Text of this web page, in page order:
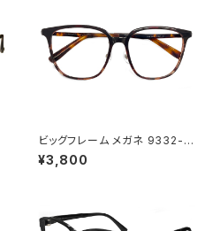
ビッグフレーム メガネ 9332-6
2 メンズ レディース ユニセック
ス 眼鏡 おしゃれ ビックフレーム
¥3,800